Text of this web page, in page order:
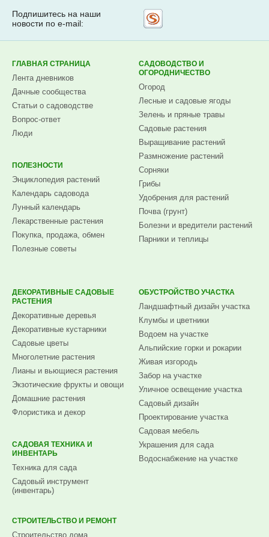
Подпишитесь на наши
новости по e-mail:
ГЛАВНАЯ СТРАНИЦА
Лента дневников
Дачные сообщества
Статьи о садоводстве
Вопрос-ответ
Люди
ПОЛЕЗНОСТИ
Энциклопедия растений
Календарь садовода
Лунный календарь
Лекарственные растения
Покупка, продажа, обмен
Полезные советы
САДОВОДСТВО И
ОГОРОДНИЧЕСТВО
Огород
Лесные и садовые ягоды
Зелень и пряные травы
Садовые растения
Выращивание растений
Размножение растений
Сорняки
Грибы
Удобрения для растений
Почва (грунт)
Болезни и вредители растений
Парники и теплицы
ДЕКОРАТИВНЫЕ САДОВЫЕ
РАСТЕНИЯ
Декоративные деревья
Декоративные кустарники
Садовые цветы
Многолетние растения
Лианы и вьющиеся растения
Экзотические фрукты и овощи
Домашние растения
Флористика и декор
САДОВАЯ ТЕХНИКА И
ИНВЕНТАРЬ
Техника для сада
Садовый инструмент
(инвентарь)
ОБУСТРОЙСТВО УЧАСТКА
Ландшафтный дизайн участка
Клумбы и цветники
Водоем на участке
Альпийские горки и рокарии
Живая изгородь
Забор на участке
Уличное освещение участка
Садовый дизайн
Проектирование участка
Садовая мебель
Украшения для сада
Водоснабжение на участке
СТРОИТЕЛЬСТВО И РЕМОНТ
Строительство дома